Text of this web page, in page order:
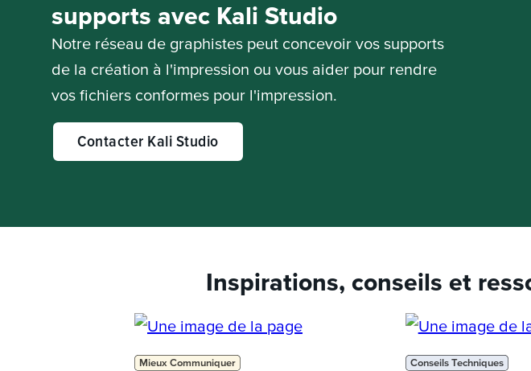
supports avec Kali Studio
Notre réseau de graphistes peut concevoir vos supports
de la création à l'impression ou vous aider pour rendre
vos fichiers conformes pour l'impression.
Contacter Kali Studio
Inspirations, conseils et
Mieux Communiquer Conseils Techniques